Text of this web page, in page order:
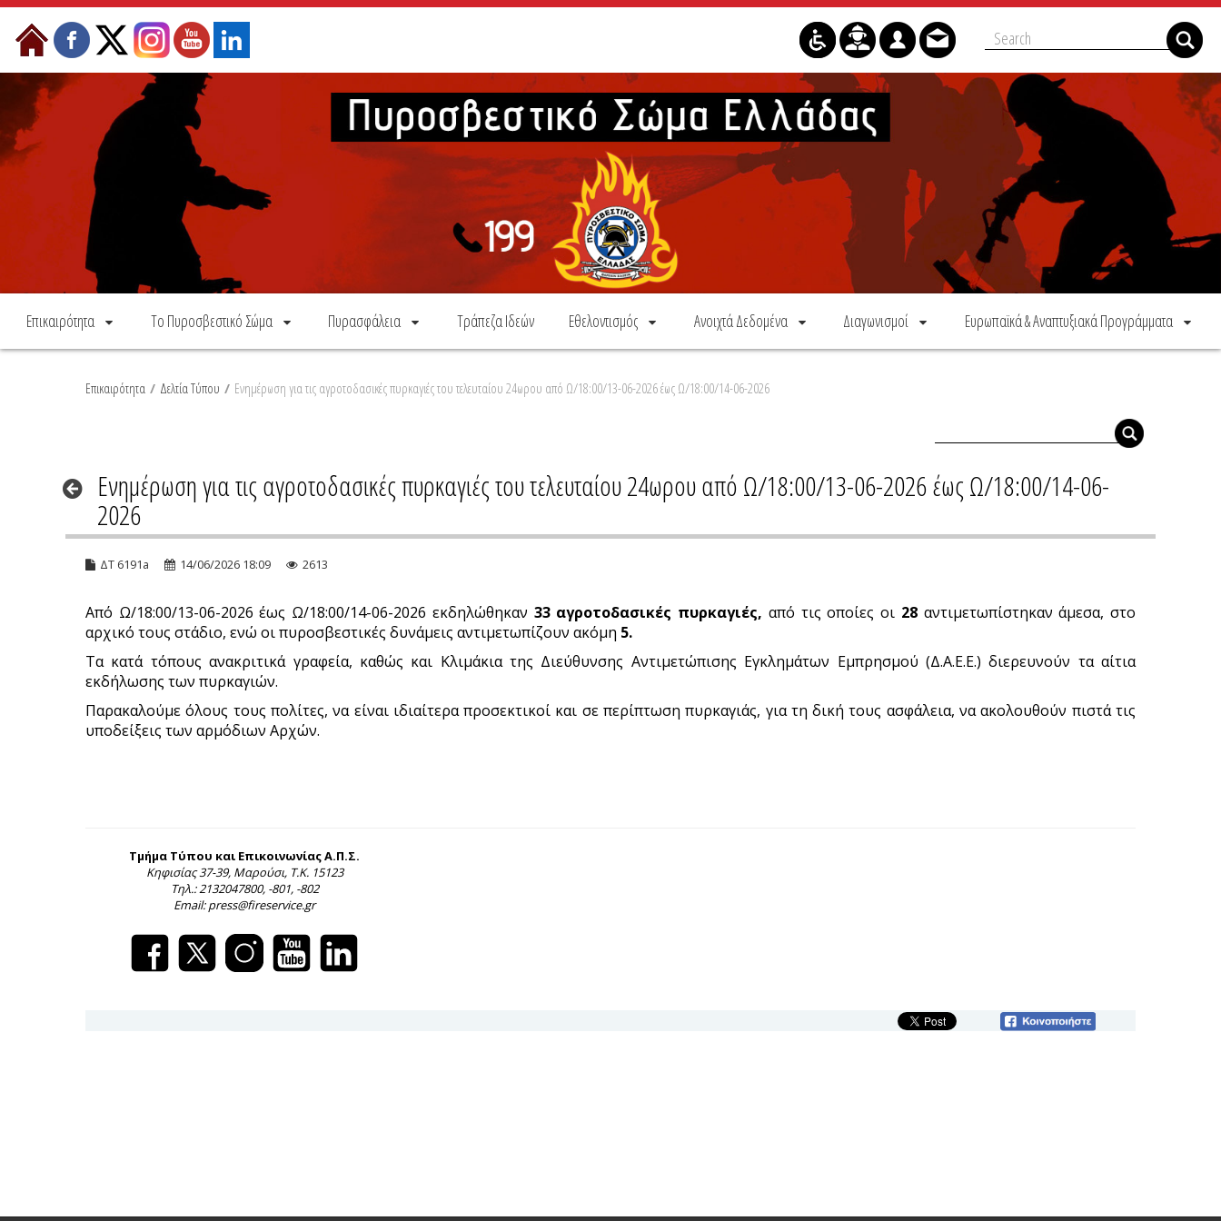
Skip to Content
Επικαιρότητα Το Πυροσβεστικό Σώμα Πυρασφάλεια Τράπεζα Ιδεών Εθελοντισμός Ανοιχτά Δεδομένα Διαγωνισμοί Ευρωπαϊκά & Αναπτυξιακά Προγράμματα
Επικαιρότητα / Δελτία Τύπου / Ενημέρωση για τις αγροτοδασικές πυρκαγιές του τελευταίου 24ωρου από Ω/18:00/13-06-2026 έως Ω/18:00/14-06-2026
Ενημέρωση για τις αγροτοδασικές πυρκαγιές του τελευταίου 24ωρου από Ω/18:00/13-06-2026 έως Ω/18:00/14-06-
2026
ΔΤ 6191a 14/06/2026 18:09 2613
Από Ω/18:00/13-06-2026 έως Ω/18:00/14-06-2026 εκδηλώθηκαν 33 αγροτοδασικές πυρκαγιές, από τις οποίες οι 28 αντιμετωπίστηκαν άμεσα, στο
αρχικό τους στάδιο, ενώ οι πυροσβεστικές δυνάμεις αντιμετωπίζουν ακόμη 5.
Τα κατά τόπους ανακριτικά γραφεία, καθώς και Κλιμάκια της Διεύθυνσης Αντιμετώπισης Εγκλημάτων Εμπρησμού (Δ.Α.Ε.Ε.) διερευνούν τα αίτια
εκδήλωσης των πυρκαγιών.
Παρακαλούμε όλους τους πολίτες, να είναι ιδιαίτερα προσεκτικοί και σε περίπτωση πυρκαγιάς, για τη δική τους ασφάλεια, να ακολουθούν πιστά τις
υποδείξεις των αρμόδιων Αρχών.
Τμήμα Τύπου και Επικοινωνίας Α.Π.Σ.
Κηφισίας 37-39, Μαρούσι, Τ.Κ. 15123
Τηλ.: 2132047800, -801, -802
Email: press@fireservice.gr